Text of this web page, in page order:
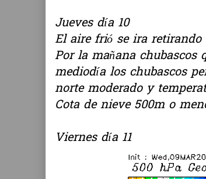
Jueves día 10
El aire frió se ira retirando
Por la mañana
mediodía los chubascos
norte moderado y
Cota de nieve 500m o
Viernes día 11